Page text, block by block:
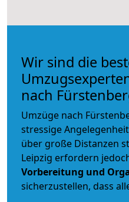
Wir sind die
nach
Umzüge nach
stressige
über große Distanzen
Leipzig erfordern
Vorbereitung und
sicherzustellen, dass